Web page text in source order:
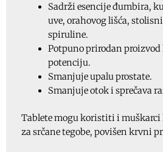
Sadrži esencije đumbira,
uve, orahovog lišća,
spiruline.
Potpuno prirodan
potenciju.
Smanjuje upalu prostate.
Smanjuje otok i sprečava
Tablete mogu koristiti i
za srčane tegobe, povišen krvni